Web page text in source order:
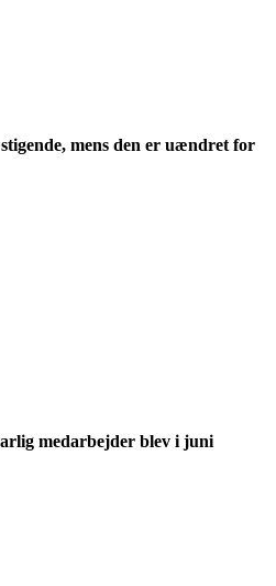
mens den er uændret for
medarbejder blev i juni